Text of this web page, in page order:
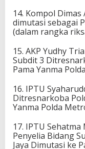
14. Kompol
dimutasi sebagai
(dalam rangka
15. AKP Yudhy
Subdit 3
Pama Yanma
16. IPTU
Ditresnarkoba
Yanma Polda
17. IPTU
Penyelia Bidang
Jaya Dimutasi ke